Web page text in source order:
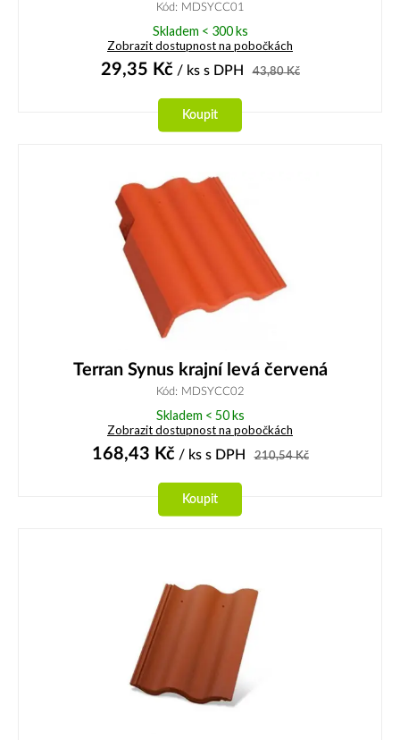
Kód: MDSYCC01
Skladem < 300 ks
Zobrazit dostupnost na pobočkách
29,35 Kč/ ks s DPH 43,80Kč
Koupit
Terran Synus krajní levá červená
Kód: MDSYCC02
Skladem < 50 ks
Zobrazit dostupnost na pobočkách
168,43 Kč/ ks s DPH 210,54Kč
Koupit